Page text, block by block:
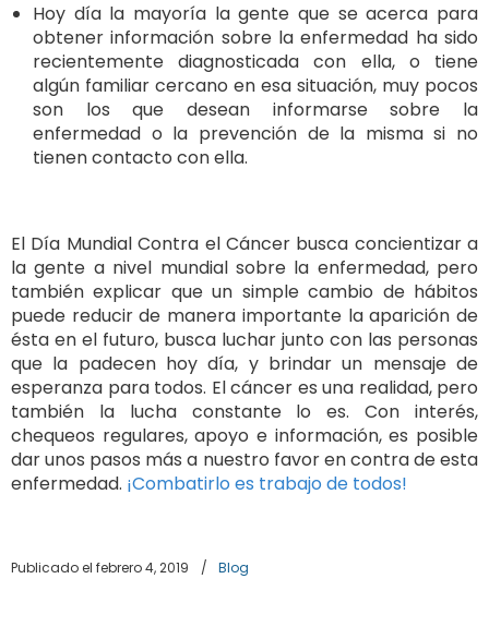
Hoy día la mayoría la gente que se acerca para
obtener información sobre la enfermedad ha sido
recientemente diagnosticada con ella, o tiene
algún familiar cercano en esa situación, muy pocos
son los que desean informarse sobre la
enfermedad o la prevención de la misma si no
tienen contacto con ella.
El Día Mundial Contra el Cáncer busca concientizar a
la gente a nivel mundial sobre la enfermedad, pero
también explicar que un simple cambio de hábitos
puede reducir de manera importante la aparición de
ésta en el futuro, busca luchar junto con las personas
que la padecen hoy día, y brindar un mensaje de
esperanza para todos. El cáncer es una realidad, pero
también la lucha constante lo es. Con interés,
chequeos regulares, apoyo e información, es posible
dar unos pasos más a nuestro favor en contra de esta
enfermedad. ¡Combatirlo es trabajo de todos!
Publicado el febrero 4, 2019 / Blog